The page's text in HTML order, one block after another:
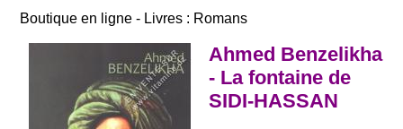
Boutique en ligne - Livres : Romans
Ahmed Benzelikha
- La fontaine de
SIDI-HASSAN